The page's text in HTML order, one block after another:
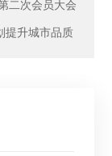
二次会员大会
提升城市品质